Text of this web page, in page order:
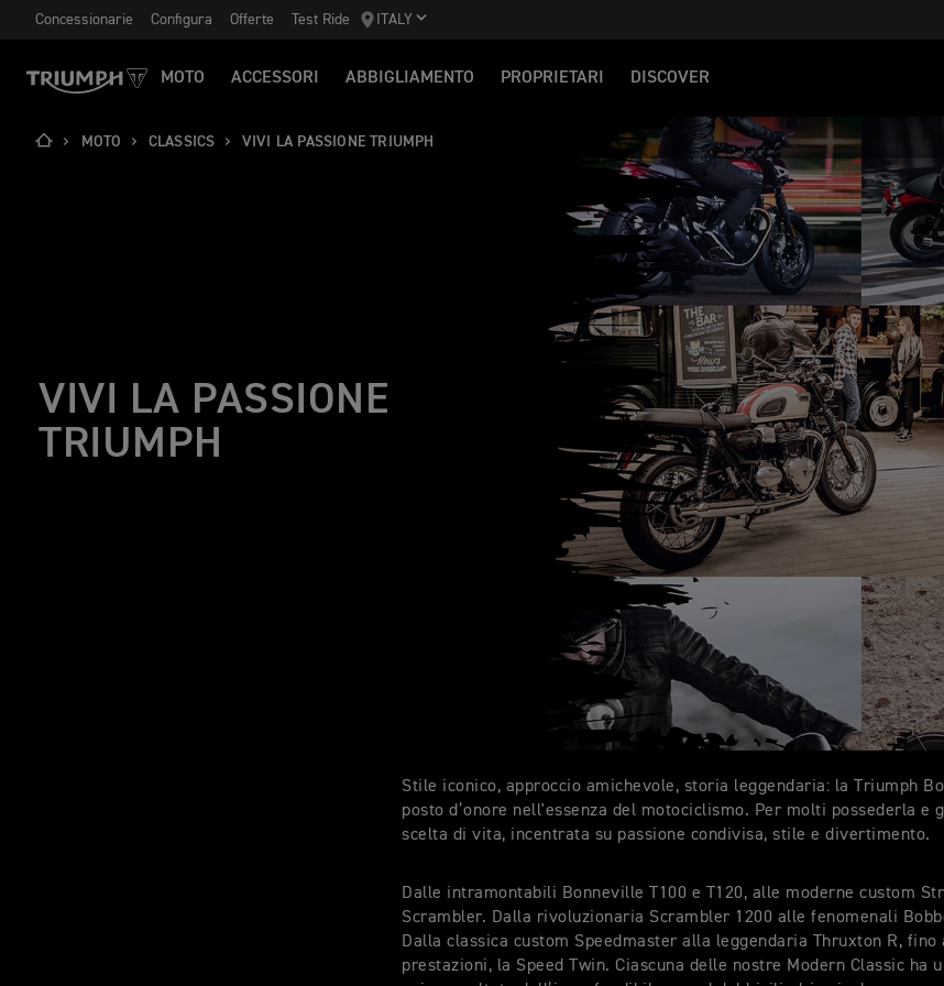
Concessionarie Configura Offerte Test Ride ITALY
MOTO ACCESSORI ABBIGLIAMENTO PROPRIETARI DISCOVER
MOTO CLASSICS VIVI LA PASSIONE TRIUMPH
VIVI LA PASSIONE
TRIUMPH
Stile iconico, approccio amichevole, storia leggendaria: la Triumph
posto d’onore nell'essenza del motociclismo. Per molti possederla e
scelta di vita, incentrata su passione condivisa, stile e divertimento.
Dalle intramontabili Bonneville T100 e T120, alle moderne custom
Scrambler. Dalla rivoluzionaria Scrambler 1200 alle fenomenali
Dalla classica custom Speedmaster alla leggendaria Thruxton R, fino
prestazioni, la Speed Twin. Ciascuna delle nostre Modern Classic ha